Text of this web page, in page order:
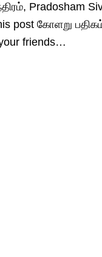
Pradosham
post கோளறு
friends…